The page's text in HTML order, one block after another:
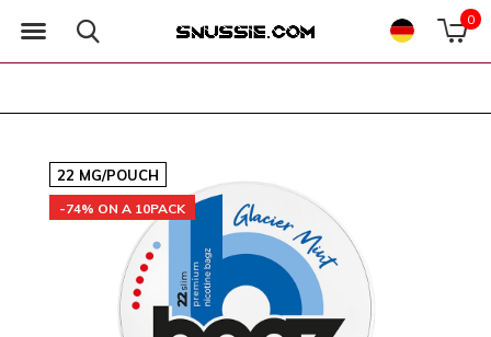
0
22 MG/POUCH
-74% ON A 10PACK